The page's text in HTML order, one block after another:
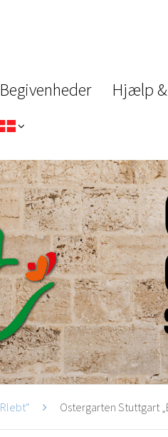
Begivenheder Hjælp
Ostergarten Stuttgart